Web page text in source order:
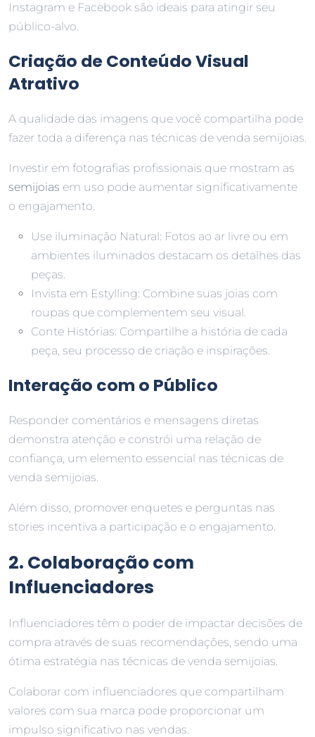
Instagram e Facebook são ideais para atingir seu
público-alvo.
Criação de Conteúdo Visual
Atrativo
A qualidade das imagens que você compartilha pode
fazer toda a diferença nas técnicas de venda semijoias.
Investir em fotografias profissionais que mostram as
semijoias em uso pode aumentar significativamente
o engajamento.
Use iluminação Natural: Fotos ao ar livre ou em
ambientes iluminados destacam os detalhes das
peças.
Invista em Estylling: Combine suas joias com
roupas que complementem seu visual.
Conte Histórias: Compartilhe a história de cada
peça, seu processo de criação e inspirações.
Interação com o Público
Responder comentários e mensagens diretas
demonstra atenção e constrói uma relação de
confiança, um elemento essencial nas técnicas de
venda semijoias.
Além disso, promover enquetes e perguntas nas
stories incentiva a participação e o engajamento.
2. Colaboração com
Influenciadores
Influenciadores têm o poder de impactar decisões de
compra através de suas recomendações, sendo uma
ótima estratégia nas técnicas de venda semijoias.
Colaborar com influenciadores que compartilham
valores com sua marca pode proporcionar um
impulso significativo nas vendas.